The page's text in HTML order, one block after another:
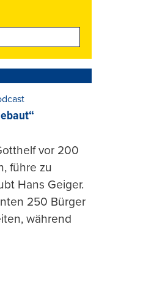
vor 200
führe zu
Hans Geiger.
250 Bürger
während